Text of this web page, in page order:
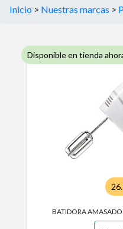
Inicio > Nuestras marcas >
Disponible en tienda
BATIDORA